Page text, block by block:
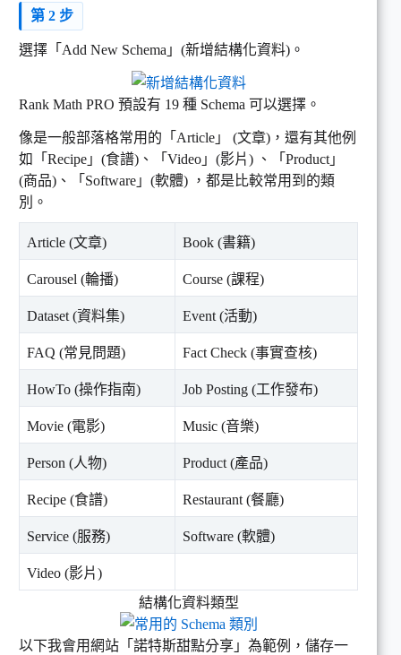
第 2 步
選擇「Add New Schema」(新增結構化資料)。
Rank Math PRO 預設有 19 種 Schema 可以選擇。
像是一般部落格常用的「Article」 (文章)，還有其他例
如「Recipe」(食譜)、「Video」(影片) 、「Product」
(商品)、「Software」(軟體) ，都是比較常用到的類
別。
Article (文章) Book (書籍)
Carousel (輪播) Course (課程)
Dataset (資料集) Event (活動)
FAQ (常見問題) Fact Check (事實查核)
HowTo (操作指南) Job Posting (工作發布)
Movie (電影) Music (音樂)
Person (人物) Product (產品)
Recipe (食譜) Restaurant (餐廳)
Service (服務) Software (軟體)
Video (影片)
結構化資料類型
以下我會用網站「諾特斯甜點分享」為範例，儲存一